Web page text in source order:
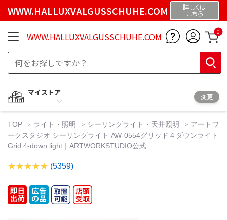
WWW.HALLUXVALGUSSCHUHE.COM 詳しくは
こちら
WWW.HALLUXVALGUSSCHUHE.COM 0
マイストア
変更
TOP ライト・照明 シーリングライト・天井照明
アートワ
ークスタジオ シーリングライト AW-0554グリッド４ダウンライト
Grid 4-down light｜ARTWORKSTUDIO公式
(5359)